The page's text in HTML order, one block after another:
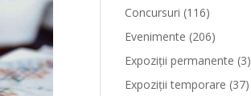
Concursuri (116)
Evenimente (206)
Expoziții permanente (3)
Expoziții temporare (37)